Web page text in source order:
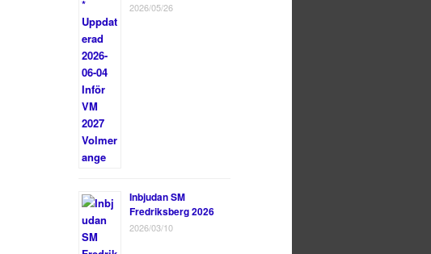
2026/05/26
Inbjudan SM
Fredriksberg 2026
2026/03/10